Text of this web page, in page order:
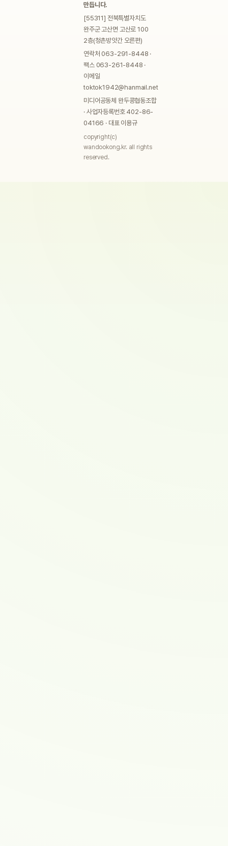
만듭니다.
[55311] 전북특별자치도
완주군 고산면 고산로 100
2층(청촌방앗간 오른편)
연락처 063-291-8448 ·
팩스 063-261-8448 ·
이메일
toktok1942@hanmail.net
미디어공동체 완두콩협동조합
· 사업자등록번호 402-86-
04166 · 대표 이용규
copyright(c)
wandookong.kr. all rights
reserved.